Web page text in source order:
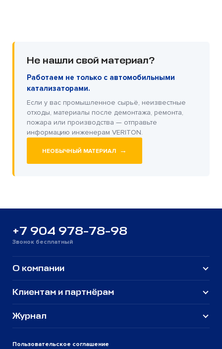
Не нашли свой материал?
Работаем не только с автомобильными
катализаторами.
Если у вас промышленное сырьё, неизвестные
отходы, материалы после демонтажа, ремонта,
пожара или производства — отправьте
информацию инженерам VERITON.
НЕОБЫЧНЫЙ МАТЕРИАЛ →
+7 904 978-78-98
Звонок бесплатный
Пользовательское соглашение
О компании
Клиентам и партнёрам
Журнал